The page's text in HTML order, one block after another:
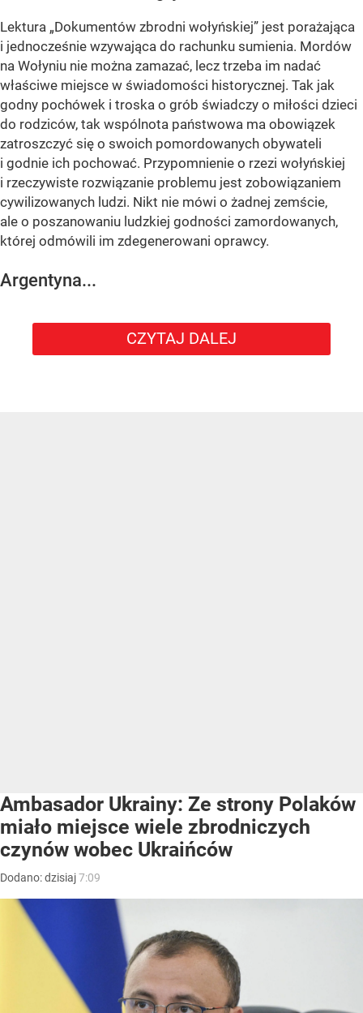
Lektura „Dokumentów zbrodni wołyńskiej” jest porażająca
i jednocześnie wzywająca do rachunku sumienia. Mordów
na Wołyniu nie można zamazać, lecz trzeba im nadać
właściwe miejsce w świadomości historycznej. Tak jak
godny pochówek i troska o grób świadczy o miłości dzieci
do rodziców, tak wspólnota państwowa ma obowiązek
zatroszczyć się o swoich pomordowanych obywateli
i godnie ich pochować. Przypomnienie o rzezi wołyńskiej
i rzeczywiste rozwiązanie problemu jest zobowiązaniem
cywilizowanych ludzi. Nikt nie mówi o żadnej zemście,
ale o poszanowaniu ludzkiej godności zamordowanych,
której odmówili im zdegenerowani oprawcy.
Argentyna...
CZYTAJ DALEJ
Ambasador Ukrainy: Ze strony Polaków
miało miejsce wiele zbrodniczych
czynów wobec Ukraińców
Dodano:dzisiaj7:09